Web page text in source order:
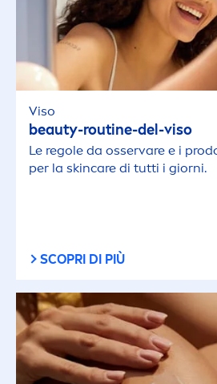
Viso
beauty-routine-del-viso
Le regole da osservare e i
per la skincare di tutti i giorni.
SCOPRI DI PIÙ